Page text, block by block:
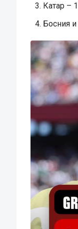
Катар –
Босния